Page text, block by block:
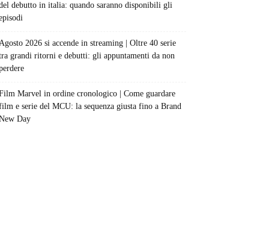
debutto in italia: quando saranno disponibili gli
2026 si accende in streaming | Oltre 40 serie
grandi ritorni e debutti: gli appuntamenti da non
Marvel in ordine cronologico | Come guardare
e serie del MCU: la sequenza giusta fino a Brand
Day